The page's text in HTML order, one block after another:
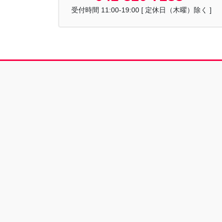
受付時間 11:00-19:00 [ 定休日（木曜）除く ]